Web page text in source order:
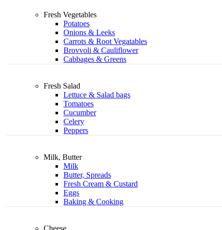
Fresh Vegetables
Potatoes
Onions & Leeks
Carrots & Root Vegatables
Brovvoli & Cauliflower
Cabbages & Greens
Fresh Salad
Lettuce & Salad bags
Tomatoes
Cucumber
Celery
Peppers
Milk, Butter
Milk
Butter, Spreads
Fresh Cream & Custard
Eggs
Baking & Cooking
Cheese